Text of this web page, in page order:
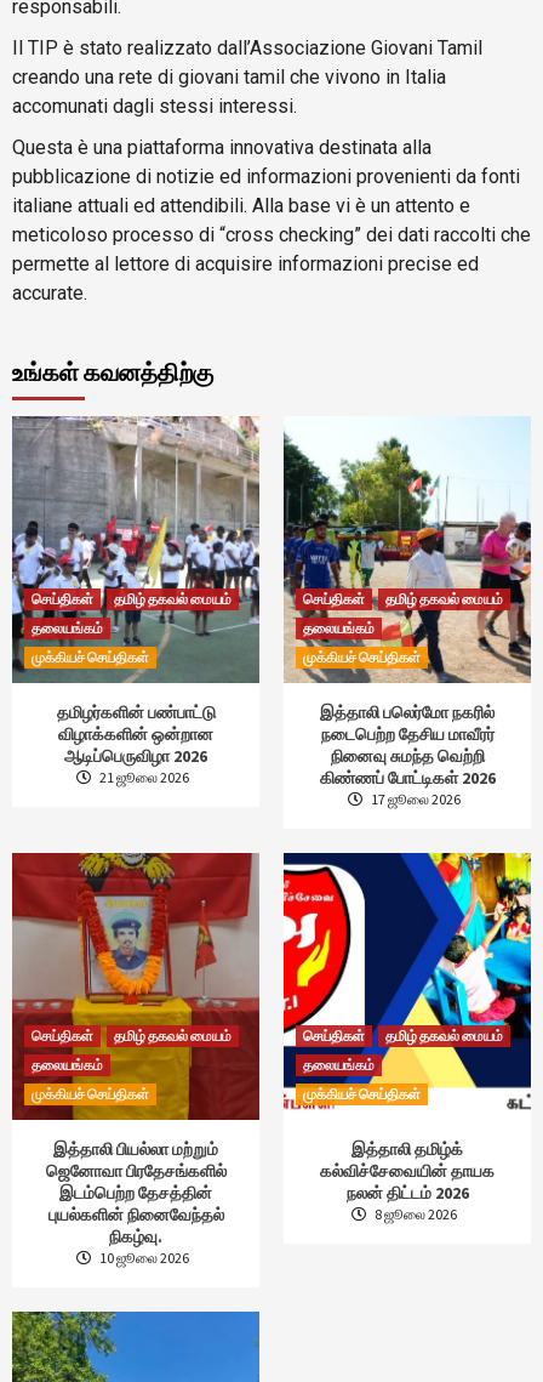
responsabili.
Il TIP è stato realizzato dall’Associazione Giovani Tamil
creando una rete di giovani tamil che vivono in Italia
accomunati dagli stessi interessi.
Questa è una piattaforma innovativa destinata alla
pubblicazione di notizie ed informazioni provenienti da fonti
italiane attuali ed attendibili. Alla base vi è un attento e
meticoloso processo di “cross checking” dei dati raccolti che
permette al lettore di acquisire informazioni precise ed
accurate.
உங்கள் கவனத்திற்கு
செய்திகள்
தமிழ் தகவல் மையம்
தலையங்கம்
முக்கியச் செய்திகள்
தமிழர்களின் பண்பாட்டு
விழாக்களின் ஒன்றான
ஆடிப்பெருவிழா 2026
21 ஜூலை 2026
செய்திகள்
தமிழ் தகவல் மையம்
தலையங்கம்
முக்கியச் செய்திகள்
இத்தாலி பலெர்மோ நகரில்
நடைபெற்ற தேசிய மாவீரர்
நினைவு சுமந்த வெற்றி
கிண்ணப் போட்டிகள் 2026
17 ஜூலை 2026
செய்திகள்
தமிழ் தகவல் மையம்
தலையங்கம்
முக்கியச் செய்திகள்
இத்தாலி பியல்லா மற்றும்
ஜெனோவா பிரதேசங்களில்
இடம்பெற்ற தேசத்தின்
புயல்களின் நினைவேந்தல்
நிகழ்வு.
10 ஜூலை 2026
செய்திகள்
தமிழ் தகவல் மையம்
தலையங்கம்
முக்கியச் செய்திகள்
இத்தாலி தமிழ்க்
கல்விச்சேவையின் தாயக
நலன் திட்டம் 2026
8 ஜூலை 2026